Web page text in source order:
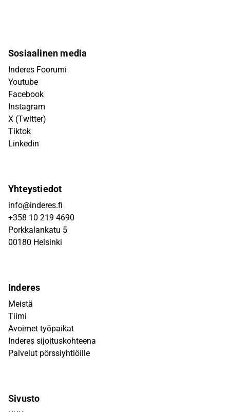
Sosiaalinen media
Inderes Foorumi
Youtube
Facebook
Instagram
X (Twitter)
Tiktok
Linkedin
Yhteystiedot
info@inderes.fi
+358 10 219 4690
Porkkalankatu 5
00180 Helsinki
Inderes
Meistä
Tiimi
Avoimet työpaikat
Inderes sijoituskohteena
Palvelut pörssiyhtiöille
Sivusto